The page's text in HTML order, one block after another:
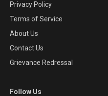
Privacy Policy
Terms of Service
About Us
Contact Us
Grievance Redressal
Follow Us